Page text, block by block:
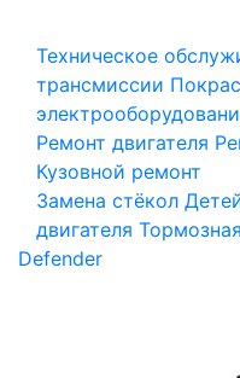
Техническое
трансмиссии
Ремонт двигателя
Кузовной ремонт
Замена стёкол
двигателя
Defender